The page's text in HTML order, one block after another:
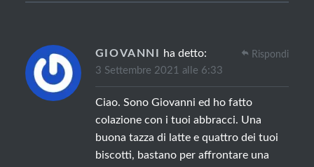
GIOVANNI ha detto:
3 Settembre 2021 alle 6:33
Ciao. Sono Giovanni ed ho fatto
colazione con i tuoi abbracci. Una
buona tazza di latte e quattro dei tuoi
biscotti, bastano per affrontare una
Rispondi